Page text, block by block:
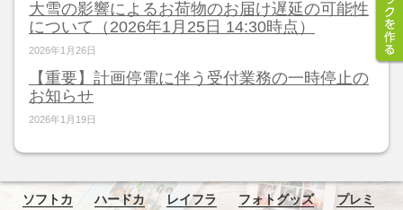
大雪の影響によるお荷物のお届け遅延の可能性
について（2026年1月25日 14:30時点）
2026年1月26日
【重要】計画停電に伴う受付業務の一時停止の
お知らせ
2026年1月19日
ソフトカ
ハードカ
レイフラ
フォトグッズ
プレミ